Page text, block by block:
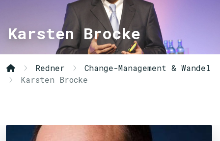
Karsten Brocke
Redner
Change-Management & Wandel
Karsten Brocke